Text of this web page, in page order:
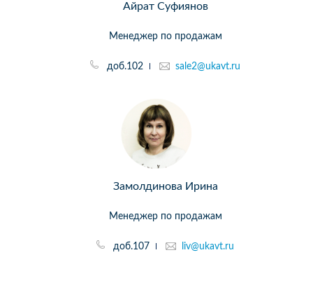
Айрат Суфиянов
Менеджер по продажам
доб.102 sale2@ukavt.ru
Замолдинова Ирина
Менеджер по продажам
доб.107 liv@ukavt.ru